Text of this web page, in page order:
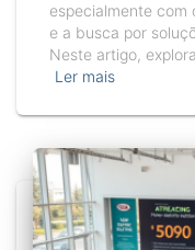
especialmente com
e a busca por
Neste artigo,
Ler mais